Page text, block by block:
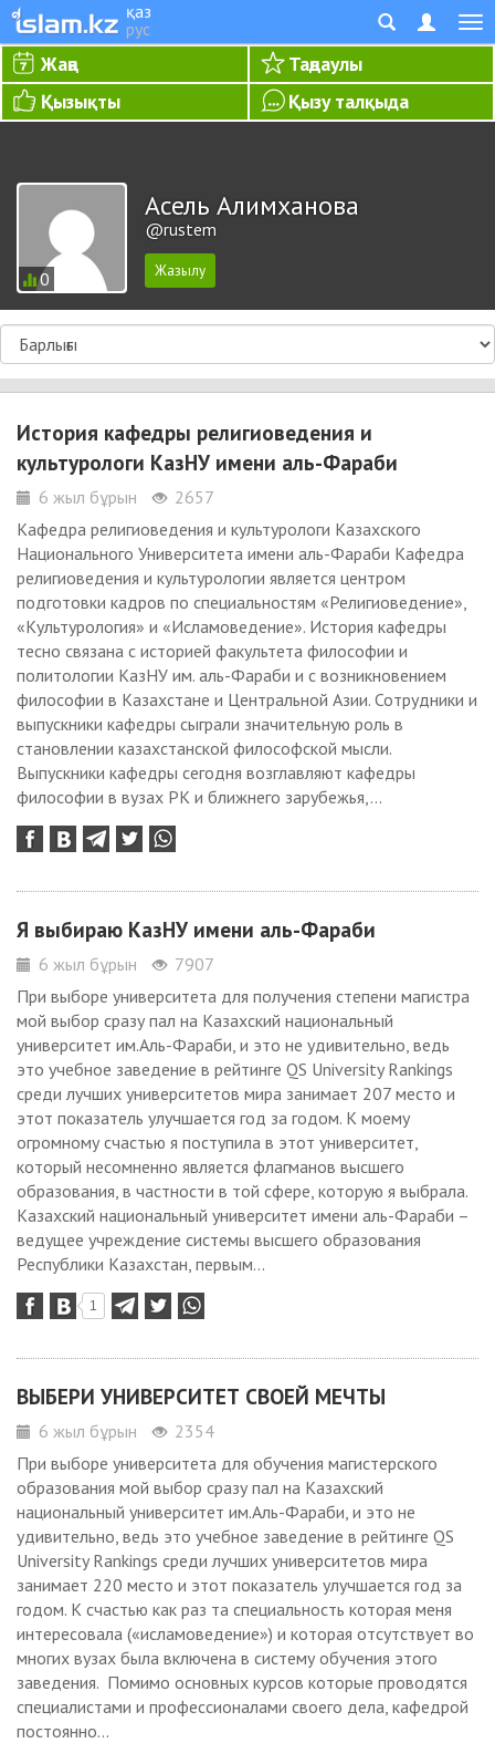
қаз
рус
Жаңа
Таңдаулы
Қызықты
Қызу талқыда
0
Асель Алимханова
@rustem
История кафедры религиоведения и
культурологи КазНУ имени аль-Фараби
6 жыл бұрын
2657
Кафедра религиоведения и культурологи Казахского
Национального Университета имени аль-Фараби Кафедра
религиоведения и культурологии является центром
подготовки кадров по специальностям «Религиоведение»,
«Культурология» и «Исламоведение». История кафедры
тесно связана с историей факультета философии и
политологии КазНУ им. аль-Фараби и с возникновением
философии в Казахстане и Центральной Азии. Сотрудники и
выпускники кафедры сыграли значительную роль в
становлении казахстанской философской мысли.
Выпускники кафедры сегодня возглавляют кафедры
философии в вузах РК и ближнего зарубежья,...
Я выбираю КазНУ имени аль-Фараби
6 жыл бұрын
7907
При выборе университета для получения степени магистра
мой выбор сразу пал на Казахский национальный
университет им.Аль-Фараби, и это не удивительно, ведь
это учебное заведение в рейтинге QS University Rankings
среди лучших университетов мира занимает 207 место и
этот показатель улучшается год за годом. К моему
огромному счастью я поступила в этот университет,
который несомненно является флагманов высшего
образования, в частности в той сфере, которую я выбрала.
Казахский национальный университет имени аль-Фараби –
ведущее учреждение системы высшего образования
Республики Казахстан, первым...
1
ВЫБЕРИ УНИВЕРСИТЕТ СВОЕЙ МЕЧТЫ
6 жыл бұрын
2354
При выборе университета для обучения магистерского
образования мой выбор сразу пал на Казахский
национальный университет им.Аль-Фараби, и это не
удивительно, ведь это учебное заведение в рейтинге QS
University Rankings среди лучших университетов мира
занимает 220 место и этот показатель улучшается год за
годом. К счастью как раз та специальность которая меня
интересовала («исламоведение») и которая отсутствует во
многих вузах была включена в систему обучения этого
заведения. Помимо основных курсов которые проводятся
специалистами и профессионалами своего дела, кафедрой
постоянно...